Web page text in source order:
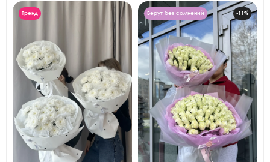
Тренд Берут без сомнений -11%